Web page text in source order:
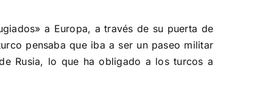
a Europa, a través de su puerta de
pensaba que iba a ser un paseo militar
Rusia, lo que ha obligado a los turcos a